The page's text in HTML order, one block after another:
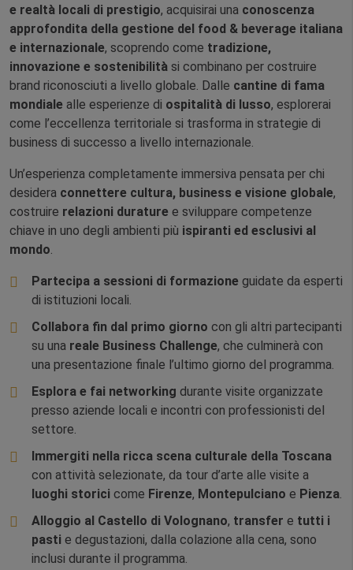
e realtà locali di prestigio, acquisirai una conoscenza
approfondita della gestione del food & beverage italiana
e internazionale, scoprendo come tradizione,
innovazione e sostenibilità si combinano per costruire
brand riconosciuti a livello globale. Dalle cantine di fama
mondiale alle esperienze di ospitalità di lusso, esplorerai
come l’eccellenza territoriale si trasforma in strategie di
business di successo a livello internazionale.
Un’esperienza completamente immersiva pensata per chi
desidera connettere cultura, business e visione globale,
costruire relazioni durature e sviluppare competenze
chiave in uno degli ambienti più ispiranti ed esclusivi al
mondo.
Partecipa a sessioni di formazione guidate da esperti
di istituzioni locali.
Collabora fin dal primo giorno con gli altri partecipanti
su una reale Business Challenge, che culminerà con
una presentazione finale l’ultimo giorno del programma.
Esplora e fai networking durante visite organizzate
presso aziende locali e incontri con professionisti del
settore.
Immergiti nella ricca scena culturale della Toscana
con attività selezionate, da tour d’arte alle visite a
luoghi storici come Firenze, Montepulciano e Pienza.
Alloggio al Castello di Volognano, transfer e tutti i
pasti e degustazioni, dalla colazione alla cena, sono
inclusi durante il programma.